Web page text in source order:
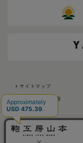
サイトマップ
メディア掲載情報
会社概要
特定商取引法に基づく表示